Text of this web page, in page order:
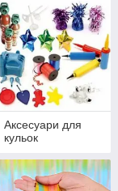
Аксесуари для
кульок